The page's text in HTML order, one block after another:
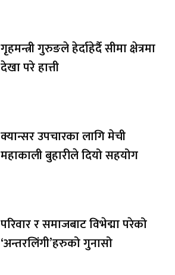
गृहमन्त्री गुरुङले हेर्दाहेर्दै सीमा क्षेत्रमा
देखा परे हात्ती
क्यान्सर उपचारका लागि मेची
महाकाली बुहारीले दियो सहयोग
परिवार र समाजबाट विभेद्मा परेको
‘अन्तरलिंगी’हरुको गुनासो